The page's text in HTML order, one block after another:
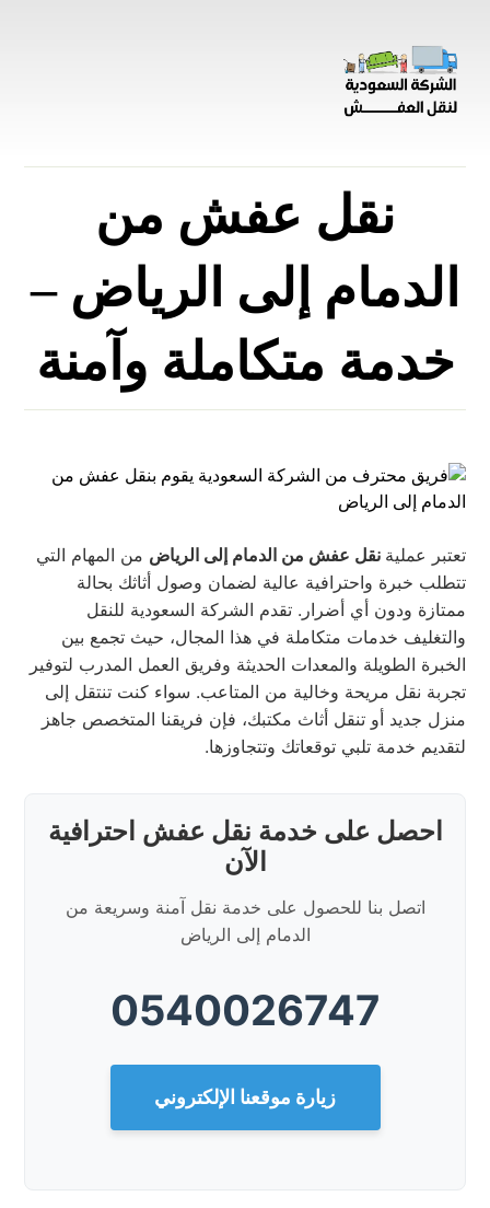
نقل عفش من
الدمام إلى الرياض –
خدمة متكاملة وآمنة
تعتبر عملية نقل عفش من الدمام إلى الرياض من المهام التي
تتطلب خبرة واحترافية عالية لضمان وصول أثاثك بحالة
ممتازة ودون أي أضرار. تقدم الشركة السعودية للنقل
والتغليف خدمات متكاملة في هذا المجال، حيث تجمع بين
الخبرة الطويلة والمعدات الحديثة وفريق العمل المدرب لتوفير
تجربة نقل مريحة وخالية من المتاعب. سواء كنت تنتقل إلى
منزل جديد أو تنقل أثاث مكتبك، فإن فريقنا المتخصص جاهز
لتقديم خدمة تلبي توقعاتك وتتجاوزها.
احصل على خدمة نقل عفش احترافية
الآن
اتصل بنا للحصول على خدمة نقل آمنة وسريعة من
الدمام إلى الرياض
0540026747
زيارة موقعنا الإلكتروني